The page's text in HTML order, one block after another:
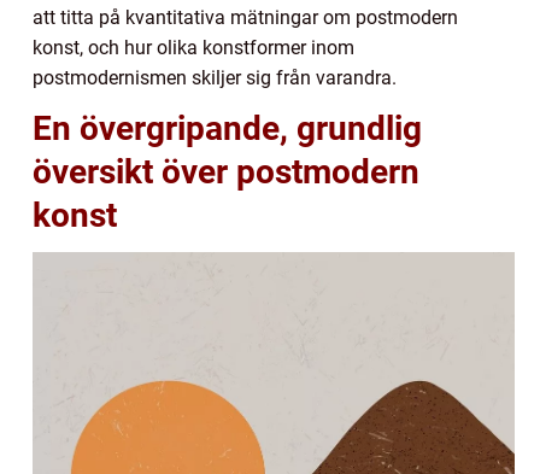
att titta på kvantitativa mätningar om postmodern
konst, och hur olika konstformer inom
postmodernismen skiljer sig från varandra.
En övergripande, grundlig
översikt över postmodern
konst